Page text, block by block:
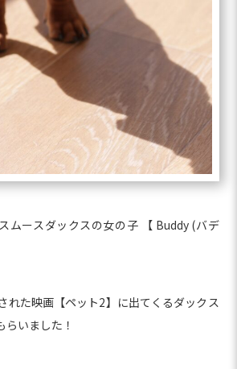
ムースダックスの女の子 【 Buddy (バデ
れた映画【ペット2】に出てくるダックス
いました！